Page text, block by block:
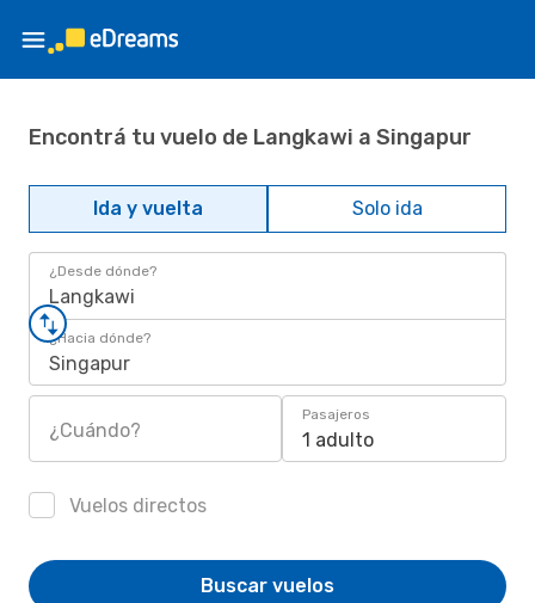
Encontrá tu vuelo de Langkawi a Singapur
Ida y vuelta Solo ida
¿Desde dónde?
Langkawi
¿Hacia dónde?
Singapur
¿Cuándo?
Pasajeros
1 adulto
Vuelos directos
Buscar vuelos